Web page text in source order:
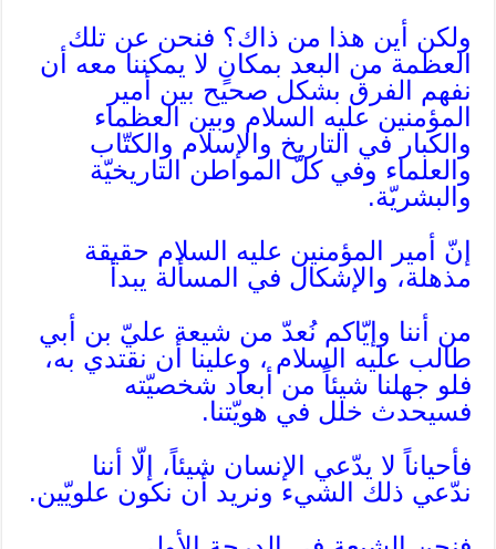
ولكن أين هذا من ذاك؟ فنحن عن تلك
العظمة من البعد بمكانٍ لا يمكننا معه أن
نفهم الفرق بشكل صحيح بين أمير
المؤمنين عليه السلام وبين العظماء
والكبار في التاريخ والإسلام والكتّاب
والعلماء وفي كلّ المواطن التاريخيّة
والبشريّة.
إنّ أمير المؤمنين عليه السلام حقيقة
مذهلة، والإشكال في المسألة يبدأ
من أننا وإيّاكم نُعدّ من شيعة عليّ بن أبي
طالب عليه السلام ، وعلينا أن نقتدي به،
فلو جهلنا شيئاً من أبعاد شخصيّته
فسيحدث خلل في هويّتنا.
فأحياناً لا يدّعي الإنسان شيئاً، إلّا أننا
ندّعي ذلك الشيء ونريد أن نكون علويّين.